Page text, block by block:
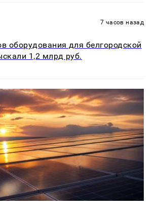
7 часов назад
оборудования для белгородской
1,2 млрд руб.